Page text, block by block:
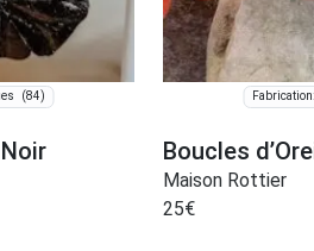
(84)
Boucles
Maison Rottier
25€